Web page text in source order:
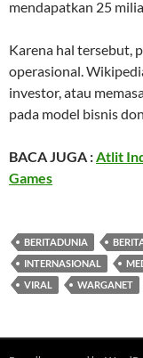
mendapatkan 25
Karena hal tersebut,
operasional.
investor, atau
pada model bisnis
BACA JUGA :Atlit
Games
BERITADUNIA
INTERNASIONAL
VIRAL
WARGANET